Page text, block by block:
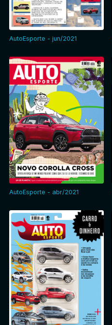
AutoEsporte - jun/2021
AutoEsporte - abr/2021